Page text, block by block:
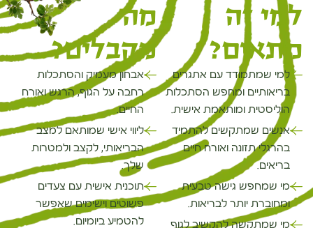
למי זה
מתאים?
למי שמתמודד עם אתגרים
בריאותיים ומחפש הסתכלות
הוליסטית ומותאמת אישית.
אנשים שמתקשים להתמיד
בהרגלי תזונה ואורח חיים
בריאים.
מי שמחפש גישה טבעית
ומחוברת יותר לבריאות.
מה
מקבלים?
אבחון מעמיק והסתכלות
רחבה על הגוף, הרגש ואורח
החיים.
ליווי אישי שמותאם למצב
הבריאותי, לקצב ולמטרות
שלך.
תוכנית אישית עם צעדים
פשוטים וישימים שאפשר
להטמיע ביומיום.